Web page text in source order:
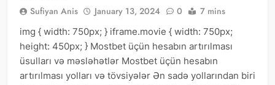
Sufiyan Anis January 13, 2024 0 7 mins
img { width: 750px; } iframe.movie { width: 750px;
height: 450px; } Mostbet üçün hesabın artırılması
üsulları və məsləhətlər Mostbet üçün hesabın
artırılması yolları və tövsiyələr Ən sadə yollarından biri